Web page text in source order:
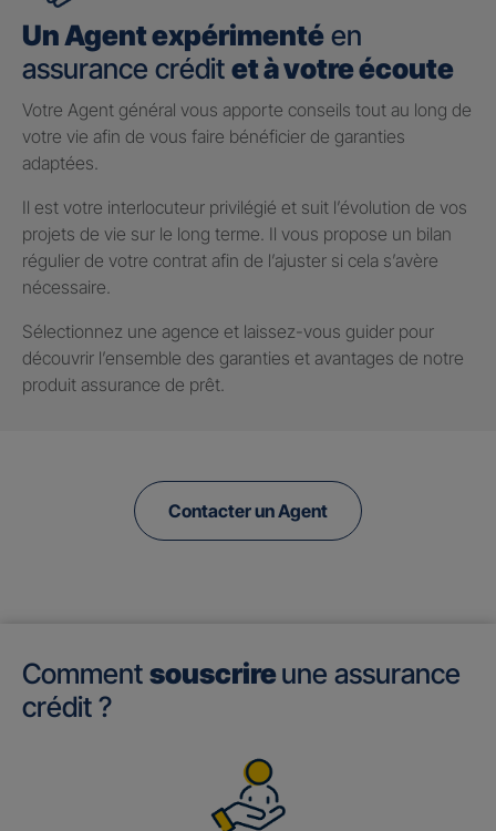
Un Agent expérimenté en
assurance crédit et à votre écoute
Votre Agent général vous apporte conseils tout au long de
votre vie afin de vous faire bénéficier de garanties
adaptées.
Il est votre interlocuteur privilégié et suit l’évolution de vos
projets de vie sur le long terme. Il vous propose un bilan
régulier de votre contrat afin de l’ajuster si cela s’avère
nécessaire.
Sélectionnez une agence et laissez-vous guider pour
découvrir l’ensemble des garanties et avantages de notre
produit assurance de prêt.
Contacter un Agent
Comment souscrireune assurance
crédit ?